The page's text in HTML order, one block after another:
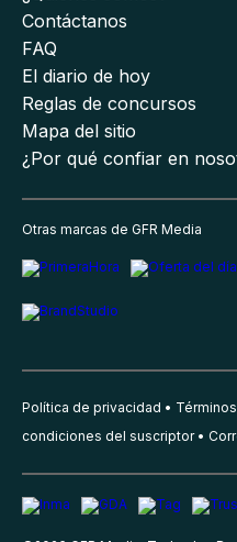
Contáctanos
FAQ
El diario de hoy
Reglas de concursos
Mapa del sitio
¿Por qué confiar en
Otras marcas de GFR Media
Política de privacidad
condiciones del suscriptor